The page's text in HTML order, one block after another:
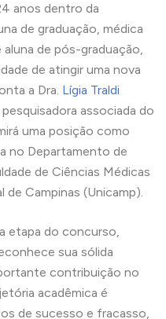
anos dentro da
de graduação, médica
de pós-graduação,
de atingir uma nova
a Dra. Lígia Traldi
associada do
uma posição como
no Departamento de
de Ciências Médicas
de Campinas (Unicamp).
etapa do concurso,
sua sólida
contribuição no
acadêmica é
de sucesso e fracasso,